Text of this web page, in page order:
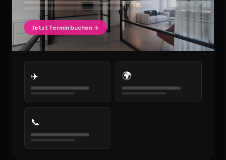
Jetzt Termin buchen →
✈️ 🌍
📞